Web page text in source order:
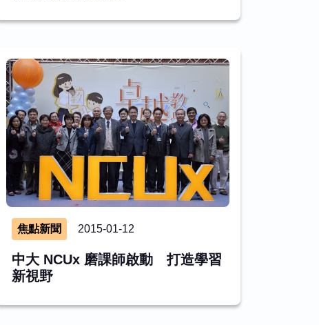
焦點新聞 2015-01-12
中大 NCUx 磨課師啟動 打造學習
新視野